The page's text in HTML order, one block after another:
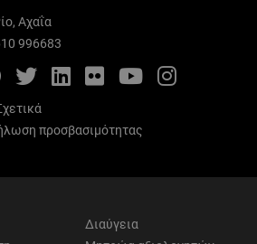
Αχαΐα
996683
FacebookTwitterLinkedIn
FlickrYouTubeInstagram
προσβασιμότητας
Διαύγεια